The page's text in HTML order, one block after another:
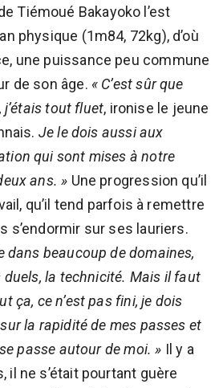
Tiémoué Bakayoko l’est
physique (1m84, 72kg), d’où
une puissance peu commune
de son âge. « C’est sûr que
j’étais tout fluet, ironise le jeune
Je le dois aussi aux
qui sont mises à notre
ans. » Une progression qu’il
qu’il tend parfois à remettre
s’endormir sur ses lauriers.
dans beaucoup de domaines,
duels, la technicité. Mais il faut
ça, ce n’est pas fini, je dois
la rapidité de mes passes et
passe autour de moi. » Il y a
il ne s’était pourtant guère